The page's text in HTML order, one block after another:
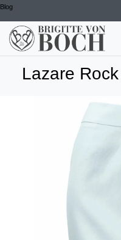
Blog
Lazare Rock